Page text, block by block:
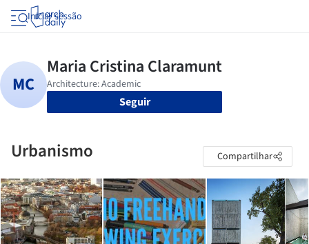
Iniciar sessão
Seguir
Urbanismo Compartilhar